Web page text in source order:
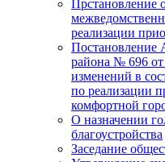
Прстановление
реализации
Постановление
района № 696
изменений в
по реализации
комфортной
О назначении
благоустройства
Заседание